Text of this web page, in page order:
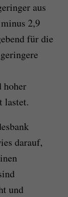
aus
2,9
für die
hoher
lastet.
darauf,
und